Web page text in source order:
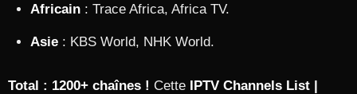
Africain : Trace Africa, Africa TV.
Asie : KBS World, NHK World.
Total : 1200+ chaînes ! Cette IPTV Channels List |